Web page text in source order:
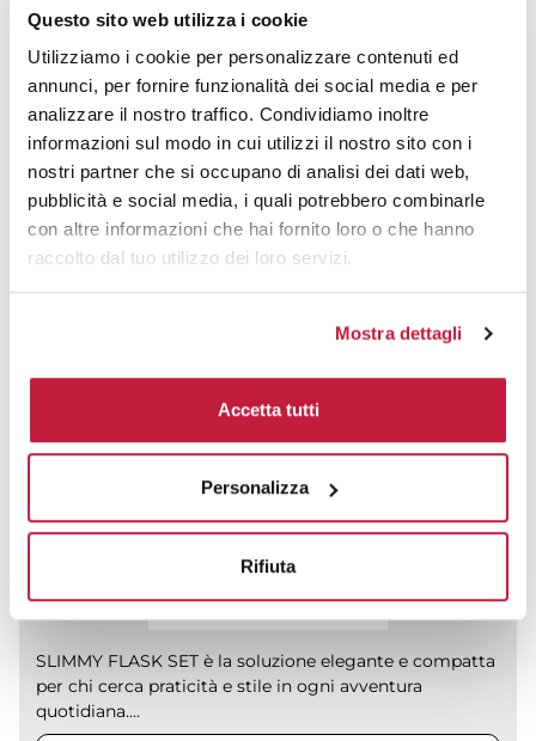
Questo sito web utilizza i cookie
Utilizziamo i cookie per personalizzare contenuti ed
annunci, per fornire funzionalità dei social media e per
analizzare il nostro traffico. Condividiamo inoltre
informazioni sul modo in cui utilizzi il nostro sito con i
nostri partner che si occupano di analisi dei dati web,
pubblicità e social media, i quali potrebbero combinarle
con altre informazioni che hai fornito loro o che hanno
raccolto dal tuo utilizzo dei loro servizi.
Mostra dettagli
Accetta tutti
Personalizza
Rifiuta
SLIMMY | Set Flask Elegante in Acciaio 180ml
CODICE ART.
MO8321
Materiale
Acciaio inox
Misure
16,5 x 4 cm
SLIMMY FLASK SET è la soluzione elegante e compatta
per chi cerca praticità e stile in ogni avventura
quotidiana....